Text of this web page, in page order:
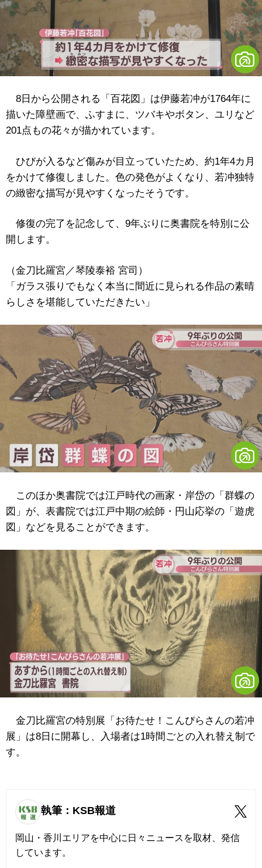
8日から公開される「百花図」は伊藤若冲が1764年に
描いた障壁画で、ふすまに、ツバキやボタン、ユリなど
201点もの花々が描かれています。
ひびが入るなど傷みが目立っていたため、約1年4カ月
をかけて修復しました。色の発色がよくなり、若冲独特
の緻密な描写が見やすくなったそうです。
修復の完了を記念して、9年ぶりに奥書院を特別に公
開します。
（金刀比羅宮／琴陵泰裕 宮司）
「ガラス張りでもなく本当に間近に見られる作品の素晴
らしさを堪能していただきたい」
このほか奥書院では江戸時代の画家・岸岱の「群蝶の
図」が、表書院では江戸中期の絵師・円山応挙の「遊虎
図」などを見ることができます。
金刀比羅宮の特別展「お待たせ！こんぴらさんの若冲
展」は8日に開幕し、入場者は1時間ごとの入れ替え制で
す。
執筆：KSB報道
岡山・香川エリアを中心に日々ニュースを取材、発信
しています。